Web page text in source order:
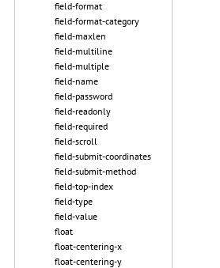
field-format
field-format-category
field-maxlen
field-multiline
field-multiple
field-name
field-password
field-readonly
field-required
field-scroll
field-submit-coordinates
field-submit-method
field-top-index
field-type
field-value
float
float-centering-x
float-centering-y